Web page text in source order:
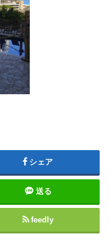
シェア
送る
feedly